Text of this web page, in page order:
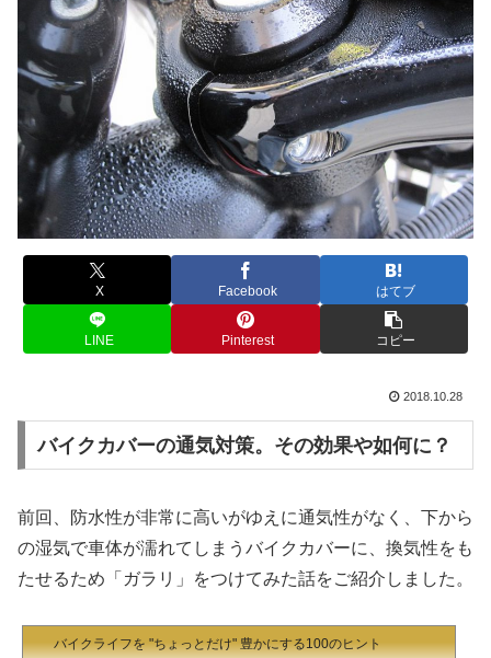
X Facebook はてブ
LINE Pinterest コピー
2018.10.28
バイクカバーの通気対策。その効果や如何に？
前回、防水性が非常に高いがゆえに通気性がなく、下から
の湿気で車体が濡れてしまうバイクカバーに、換気性をも
たせるため「ガラリ」をつけてみた話をご紹介しました。
バイクライフを "ちょっとだけ" 豊かにする100のヒント